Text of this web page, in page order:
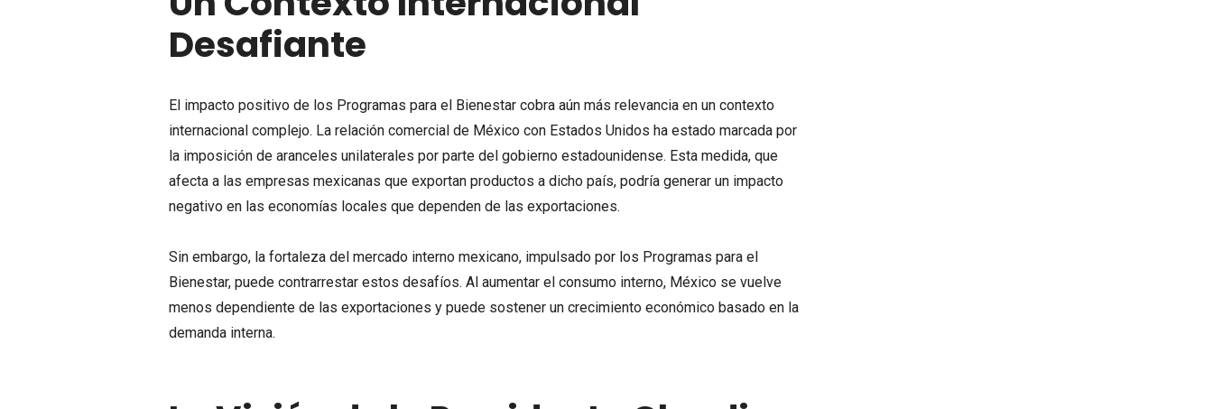
Desafiante
El impacto positivo de los Programas para el Bienestar cobra aún más relevancia en un contexto
internacional complejo. La relación comercial de México con Estados Unidos ha estado marcada por
la imposición de aranceles unilaterales por parte del gobierno estadounidense. Esta medida, que
afecta a las empresas mexicanas que exportan productos a dicho país, podría generar un impacto
negativo en las economías locales que dependen de las exportaciones.
Sin embargo, la fortaleza del mercado interno mexicano, impulsado por los Programas para el
Bienestar, puede contrarrestar estos desafíos. Al aumentar el consumo interno, México se vuelve
menos dependiente de las exportaciones y puede sostener un crecimiento económico basado en la
demanda interna.